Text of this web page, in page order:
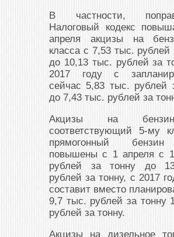
В частности,
Налоговый кодекс
апреля акцизы на
класса с 7,53 тыс. рублей
до 10,13 тыс. рублей за
2017 году с
сейчас 5,83 тыс. рублей
до 7,43 тыс. рублей за
Акцизы на
соответствующий 5-му
прямогонный
повышены с 1 апреля с
рублей за тонну до
рублей за тонну, с 2017
составит вместо
9,7 тыс. рублей за тонну
рублей за тонну.
Акцизы на дизельное